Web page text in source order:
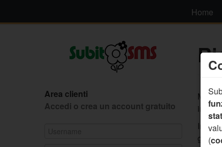
Home
Area clienti
Accedi o crea un account gratuito
(